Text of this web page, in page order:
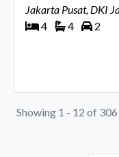
Jakarta Pusat, DKI
4
4 2
Showing 1 - 12 of